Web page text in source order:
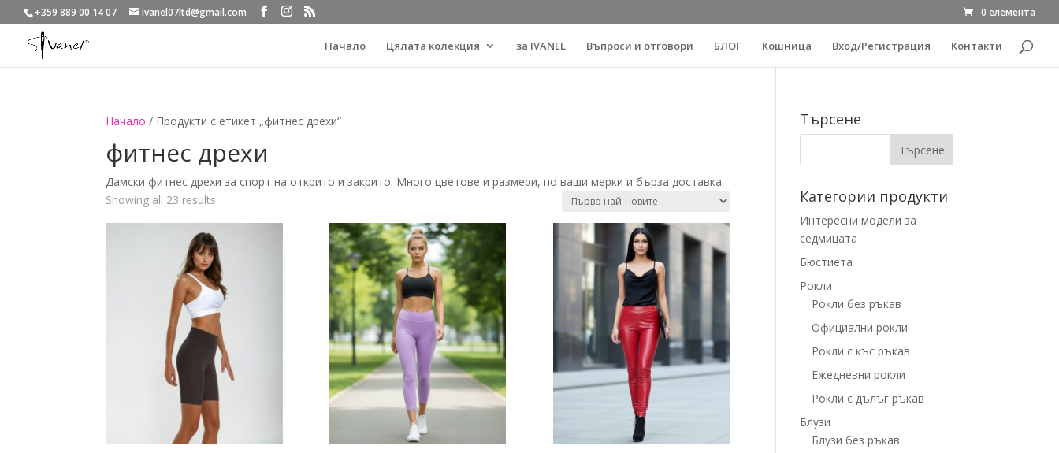
+359 889 00 14 07 ivanel07ltd@gmail.com 0 елемента
Начало Цялата колекция за IVANEL Въпроси и отговори БЛОГ Кошница Вход/Регистрация Контакти
Начало / Продукти с етикет „фитнес дрехи“
фитнес дрехи
Дамски фитнес дрехи за спорт на открито и закрито. Много цветове и размери, по ваши мерки и бърза доставка.
Showing all 23 results
Търсене
Категории продукти
Интересни модели за
седмицата
Бюстиета
Рокли
Рокли без ръкав
Официални рокли
Рокли с къс ръкав
Ежедневни рокли
Рокли с дълъг ръкав
Блузи
Блузи без ръкав